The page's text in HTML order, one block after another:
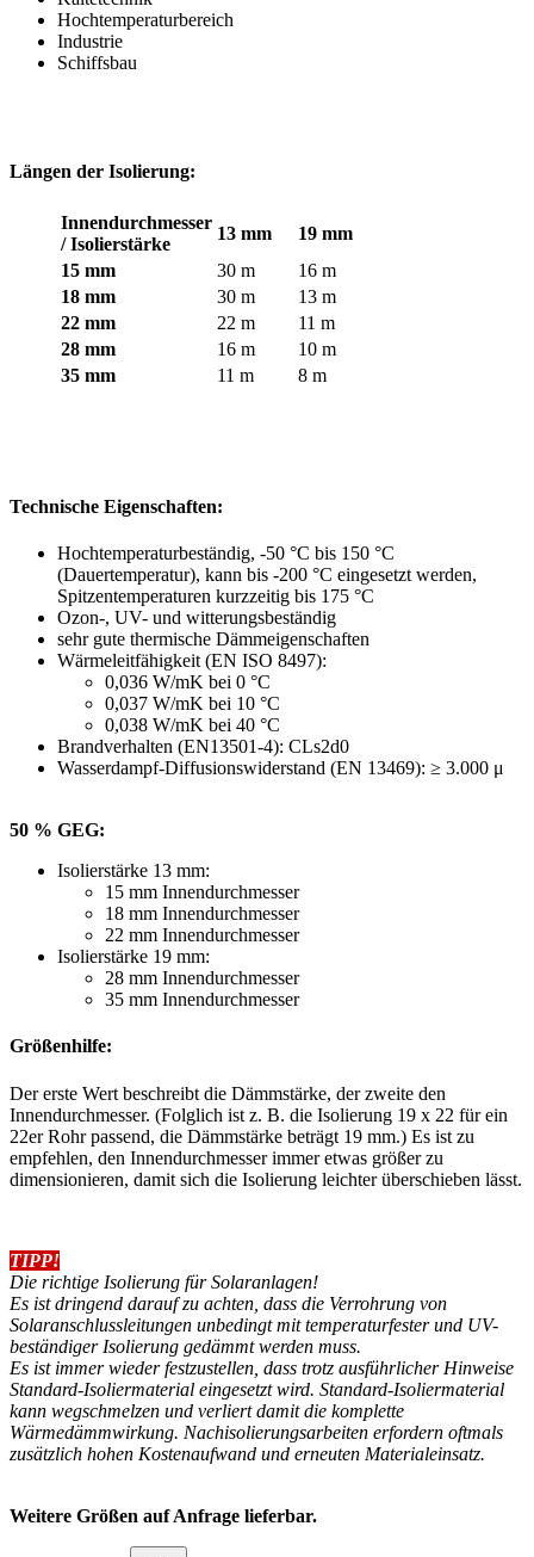
Hochtemperaturbereich
Industrie
Schiffsbau
Längen der Isolierung:
Innendurchmesser
/ Isolierstärke
13 mm
19 mm
15 mm
30 m
16 m
18 mm
30 m
13 m
22 mm
22 m
11 m
28 mm
16 m
10 m
35 mm
11 m 8 m
Technische Eigenschaften:
Hochtemperaturbeständig, -50 °C bis 150 °C
(Dauertemperatur), kann bis -200 °C eingesetzt werden,
Spitzentemperaturen kurzzeitig bis 175 °C
Ozon-, UV- und witterungsbeständig
sehr gute thermische Dämmeigenschaften
Wärmeleitfähigkeit (EN ISO 8497):
0,036 W/mK bei 0 °C
0,037 W/mK bei 10 °C
0,038 W/mK bei 40 °C
Brandverhalten (EN13501-4): CLs2d0
Wasserdampf-Diffusionswiderstand (EN 13469): ≥ 3.000 μ
50 % GEG:
Isolierstärke 13 mm:
15 mm Innendurchmesser
18 mm Innendurchmesser
22 mm Innendurchmesser
Isolierstärke 19 mm:
28 mm Innendurchmesser
35 mm Innendurchmesser
Größenhilfe:
Der erste Wert beschreibt die Dämmstärke, der zweite den
Innendurchmesser. (Folglich ist z. B. die Isolierung 19 x 22 für ein
22er Rohr passend, die Dämmstärke beträgt 19 mm.) Es ist zu
empfehlen, den Innendurchmesser immer etwas größer zu
dimensionieren, damit sich die Isolierung leichter überschieben lässt.
TIPP!
Die richtige Isolierung für Solaranlagen!
Es ist dringend darauf zu achten, dass die Verrohrung von
Solaranschlussleitungen unbedingt mit temperaturfester und UV-
beständiger Isolierung gedämmt werden muss.
Es ist immer wieder festzustellen, dass trotz ausführlicher Hinweise
Standard-Isoliermaterial eingesetzt wird. Standard-Isoliermaterial
kann wegschmelzen und verliert damit die komplette
Wärmedämmwirkung. Nachisolierungsarbeiten erfordern oftmals
zusätzlich hohen Kostenaufwand und erneuten Materialeinsatz.
Weitere Größen auf Anfrage lieferbar.